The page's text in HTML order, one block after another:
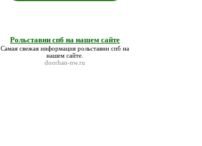
Рольставни спб на нашем сайте
Самая свежая информациярольставни спб на
нашем сайте
doorhan-nw.ru